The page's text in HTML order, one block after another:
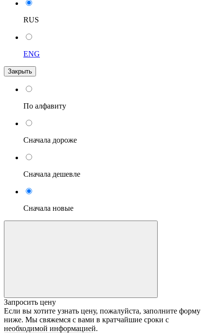
RUS
ENG
Закрыть
По алфавиту
Сначала дороже
Сначала дешевле
Сначала новые
Запросить цену
Если вы хотите узнать цену, пожалуйста, заполните форму
ниже. Мы свяжемся с вами в кратчайшие сроки с
необходимой информацией.